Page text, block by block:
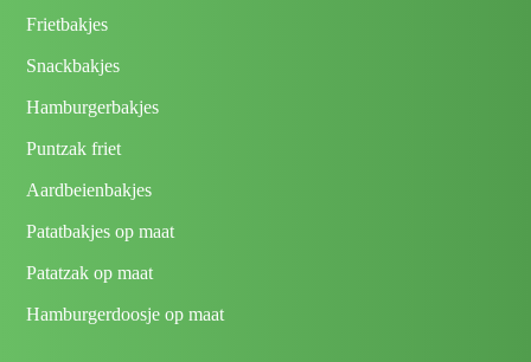
Frietbakjes
Snackbakjes
Hamburgerbakjes
Puntzak friet
Aardbeienbakjes
Patatbakjes op maat
Patatzak op maat
Hamburgerdoosje op maat